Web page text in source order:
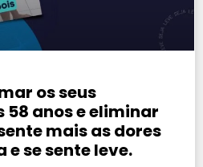
os seus
58 anos e eliminar
mais as dores
se sente leve.